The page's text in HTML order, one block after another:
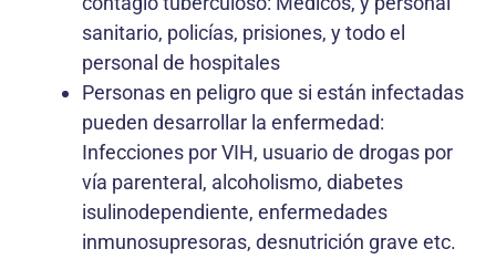
sanitario, policías, prisiones, y todo el
personal de hospitales
Personas en peligro que si están infectadas
pueden desarrollar la enfermedad:
Infecciones por VIH, usuario de drogas por
vía parenteral, alcoholismo, diabetes
isulinodependiente, enfermedades
inmunosupresoras, desnutrición grave etc.